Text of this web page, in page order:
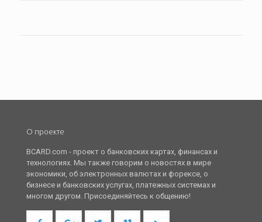
О проекте
BCARD.com - проект о банковских картах, финансах и
технологиях. Мы также говорим о новостях в мире
экономики, об электронных валютах и форексе, о
бизнесе и банковских услугах, платежных системах и
многом другом. Присоединяйтесь к общению!